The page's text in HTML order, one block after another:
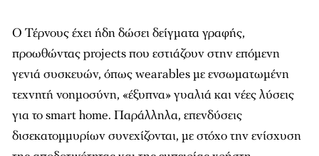
Ο Τέρνους έχει ήδη δώσει δείγματα γραφής,
προωθώντας projects που εστιάζουν στην επόμενη
γενιά συσκευών, όπως wearables με ενσωματωμένη
τεχνητή νοημοσύνη, «έξυπνα» γυαλιά και νέες λύσεις
για το smart home. Παράλληλα, επενδύσεις
δισεκατομμυρίων συνεχίζονται, με στόχο την ενίσχυση